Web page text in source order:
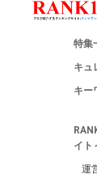
特集
キュ
キー
イト
運